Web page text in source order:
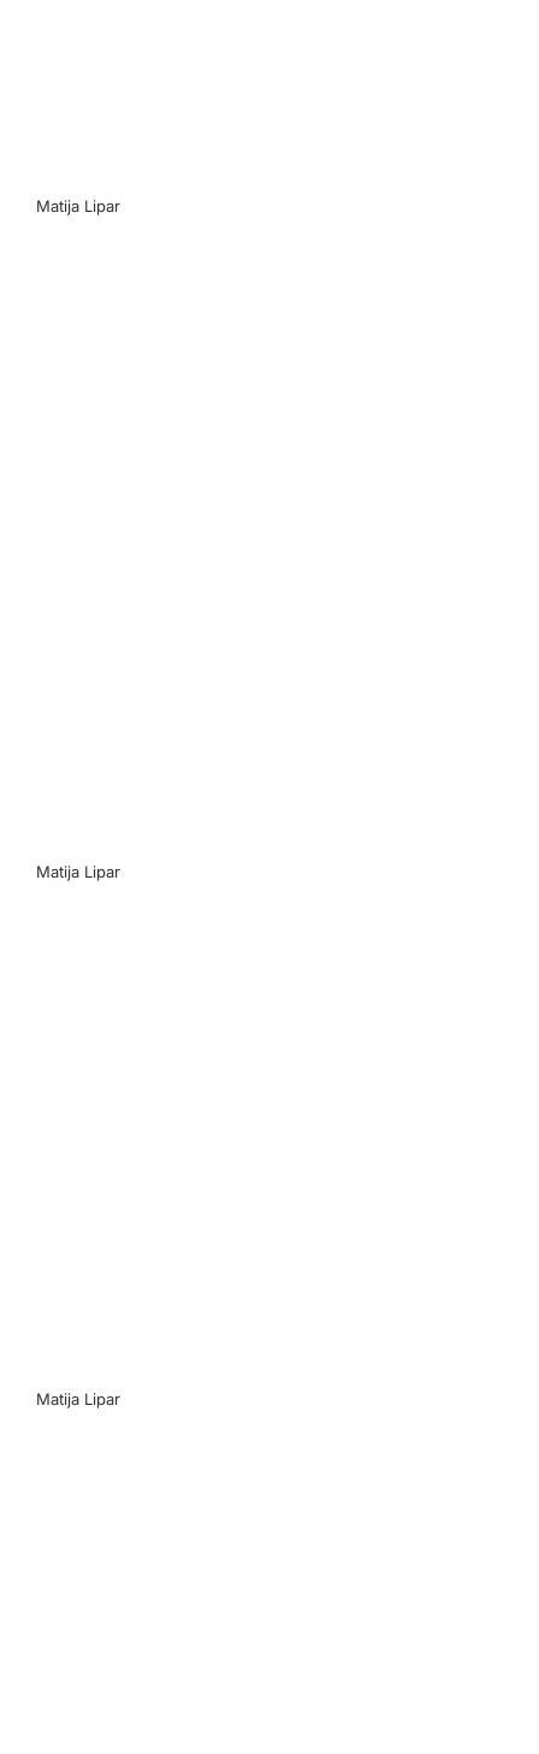
Matija Lipar
Matija Lipar
Matija Lipar